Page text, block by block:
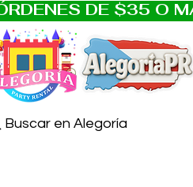
DE $35 O
Buscar en Alegoría